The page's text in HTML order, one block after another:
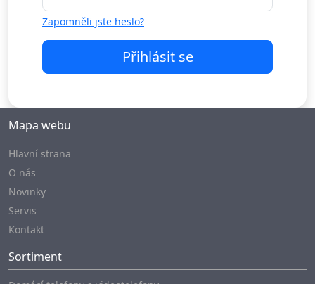
Zapomněli jste heslo?
Přihlásit se
Mapa webu
Hlavní strana
O nás
Novinky
Servis
Kontakt
Sortiment